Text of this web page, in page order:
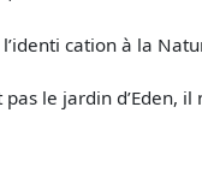
cation à la
le jardin d’Eden,